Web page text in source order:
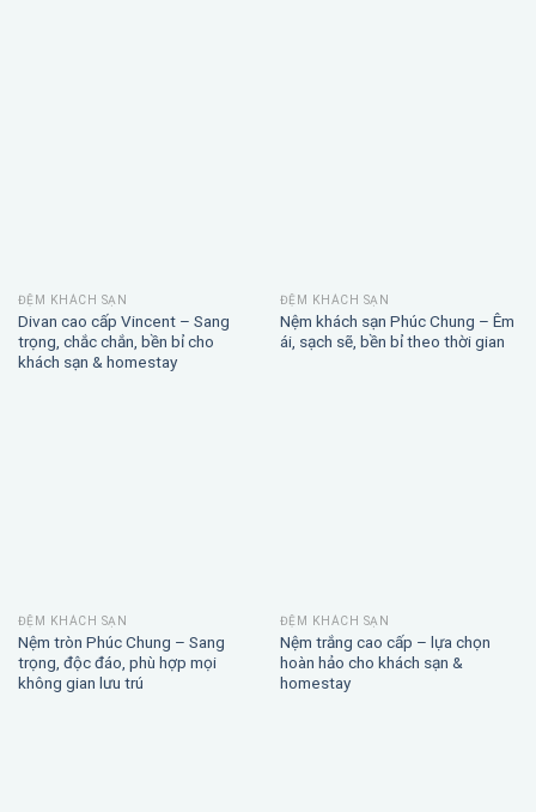
ĐỆM KHÁCH SẠN
Divan cao cấp Vincent – Sang
trọng, chắc chắn, bền bỉ cho
khách sạn & homestay
ĐỆM KHÁCH SẠN
Nệm khách sạn Phúc Chung – Êm
ái, sạch sẽ, bền bỉ theo thời gian
ĐỆM KHÁCH SẠN
Nệm tròn Phúc Chung – Sang
trọng, độc đáo, phù hợp mọi
không gian lưu trú
ĐỆM KHÁCH SẠN
Nệm trắng cao cấp – lựa chọn
hoàn hảo cho khách sạn &
homestay